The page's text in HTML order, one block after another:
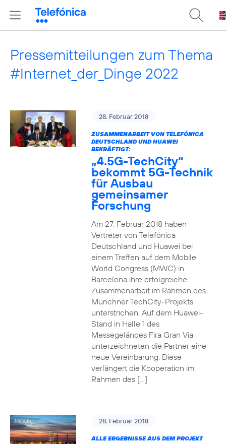
Pressemitteilungen zum Thema
#Internet_der_Dinge 2022
28. Februar 2018
ZUSAMMENARBEIT VON TELEFÓNICA
DEUTSCHLAND UND HUAWEI
BEKRÄFTIGT:
„4.5G-TechCity“
bekommt 5G-Technik
für Ausbau
gemeinsamer
Forschung
Am 27. Februar 2018 haben
Vertreter von Telefónica
Deutschland und Huawei bei
einem Treffen auf dem Mobile
World Congress (MWC) in
Barcelona ihre erfolgreiche
Zusammenarbeit im Rahmen des
Münchner TechCity-Projekts
unterstrichen. Auf dem Huawei-
Stand in Halle 1 des
Messegeländes Fira Gran Via
unterzeichneten die Partner eine
neue Vereinbarung. Diese
verlängert die Kooperation im
Rahmen des […]
28. Februar 2018
ALLE ERGEBNISSE AUS DEM PROJEKT